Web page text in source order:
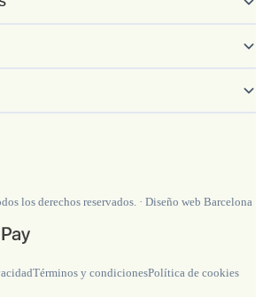
los derechos reservados. · Diseño web Barcelona
Términos y condicionesPolítica de cookies